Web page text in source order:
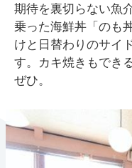
期待を裏切らない魚
乗った海鮮丼「のも
けと日替わりのサイ
す。カキ焼きもでき
ぜひ。